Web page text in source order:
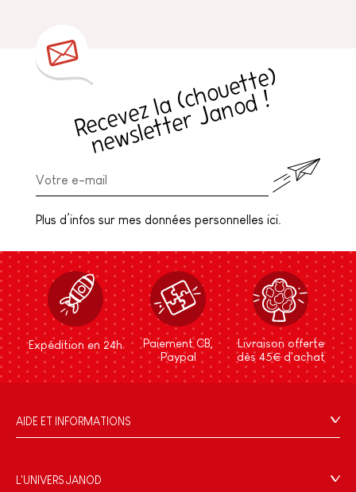
R
e
c
e
v
e
z
l
a
(
c
h
o
u
e
t
t
e
)
n
e
w
sl
e
t
t
e
r
J
a
n
o
d
!
Plus d’infos sur mes données personnelles ici.
Expédition en 24h
Paiement CB,
Paypal
Livraison offerte
dès 45€ d'achat
AIDE ET INFORMATIONS
FAQ
L'UNIVERS JANOD